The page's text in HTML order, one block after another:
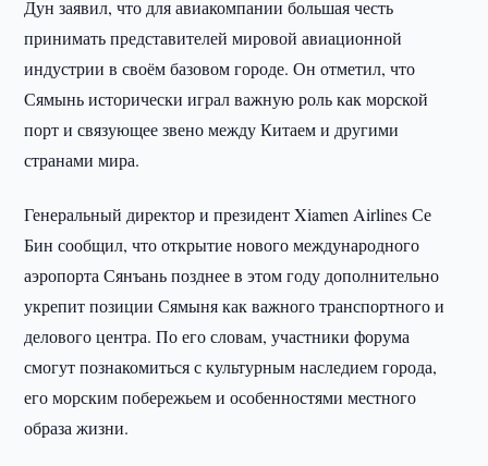
Дун заявил, что для авиакомпании большая честь
принимать представителей мировой авиационной
индустрии в своём базовом городе. Он отметил, что
Сямынь исторически играл важную роль как морской
порт и связующее звено между Китаем и другими
странами мира.
Генеральный директор и президент Xiamen Airlines Се
Бин сообщил, что открытие нового международного
аэропорта Сянъань позднее в этом году дополнительно
укрепит позиции Сямыня как важного транспортного и
делового центра. По его словам, участники форума
смогут познакомиться с культурным наследием города,
его морским побережьем и особенностями местного
образа жизни.